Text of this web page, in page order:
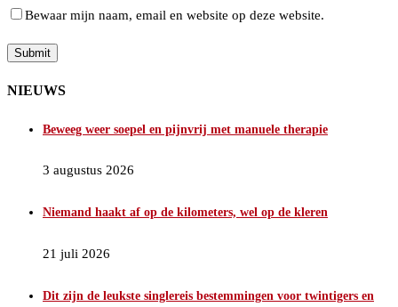
Bewaar mijn naam, email en website op deze website.
NIEUWS
Beweeg weer soepel en pijnvrij met manuele therapie
3 augustus 2026
Niemand haakt af op de kilometers, wel op de kleren
21 juli 2026
Dit zijn de leukste singlereis bestemmingen voor twintigers en